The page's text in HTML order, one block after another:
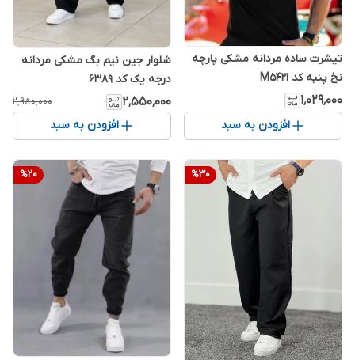
تیشرت ساده مردانه مشکی پارچه
نخ پنبه کد M5421
۱٬۰۲۹٬۰۰۰
افزودن به سبد
شلوار جین نیم بگ مشکی مردانه
درجه یک کد 6389
۲٬۵۵۰٬۰۰۰ ۲٬۹۸۰٬۰۰۰
افزودن به سبد
%30
%20